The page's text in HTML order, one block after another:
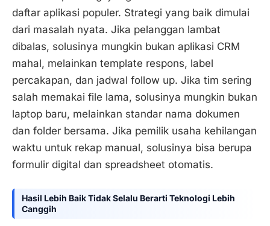
daftar aplikasi populer. Strategi yang baik dimulai
dari masalah nyata. Jika pelanggan lambat
dibalas, solusinya mungkin bukan aplikasi CRM
mahal, melainkan template respons, label
percakapan, dan jadwal follow up. Jika tim sering
salah memakai file lama, solusinya mungkin bukan
laptop baru, melainkan standar nama dokumen
dan folder bersama. Jika pemilik usaha kehilangan
waktu untuk rekap manual, solusinya bisa berupa
formulir digital dan spreadsheet otomatis.
Hasil Lebih Baik Tidak Selalu Berarti Teknologi Lebih
Canggih